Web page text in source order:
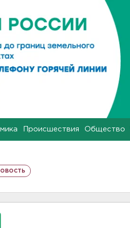
Происшествия Общество